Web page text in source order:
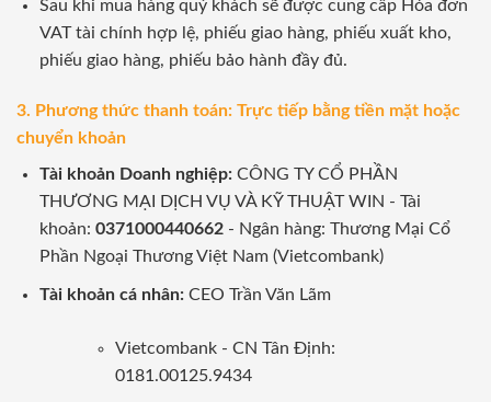
Sau khi mua hàng quý khách sẽ được cung cấp Hóa đơn
VAT tài chính hợp lệ, phiếu giao hàng, phiếu xuất kho,
phiếu giao hàng, phiếu bảo hành đầy đủ.
3. Phương thức thanh toán: Trực tiếp bằng tiền mặt hoặc
chuyển khoản
Tài khoản Doanh nghiệp:CÔNG TY CỔ PHẦN
THƯƠNG MẠI DỊCH VỤ VÀ KỸ THUẬT WIN - Tài
khoản: 0371000440662- Ngân hàng: Thương Mại Cổ
Phần Ngoại Thương Việt Nam (Vietcombank)
Tài khoản cá nhân: CEO Trần Văn Lãm
Vietcombank - CN Tân Định:
0181.00125.9434